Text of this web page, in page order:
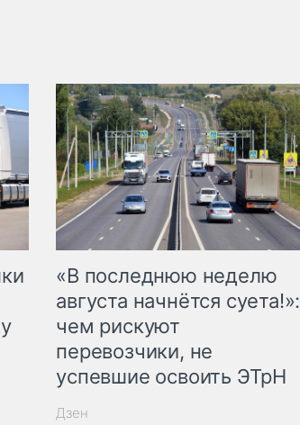
«В последнюю неделю
августа начнётся суета!»:
чем рискуют
перевозчики, не
успевшие освоить ЭТрН
Дзен